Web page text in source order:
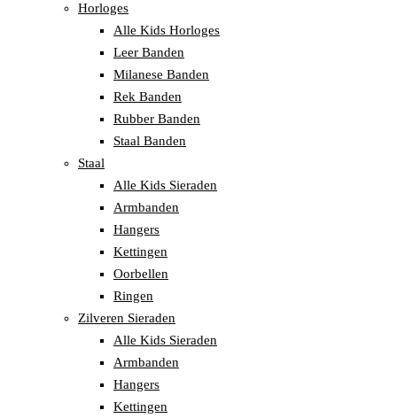
Horloges
Alle Kids Horloges
Leer Banden
Milanese Banden
Rek Banden
Rubber Banden
Staal Banden
Staal
Alle Kids Sieraden
Armbanden
Hangers
Kettingen
Oorbellen
Ringen
Zilveren Sieraden
Alle Kids Sieraden
Armbanden
Hangers
Kettingen